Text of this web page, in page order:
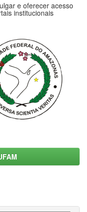
e oferecer acesso
institucionais